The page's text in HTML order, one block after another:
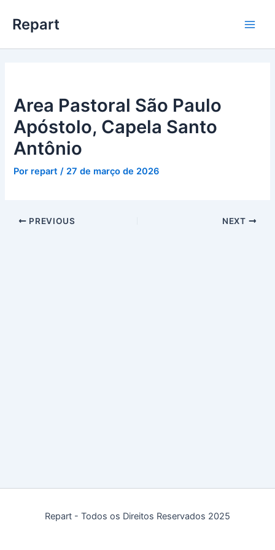
para
conteúdo
Repart
Area Pastoral São Paulo
Apóstolo, Capela Santo
Antônio
Por repart/ 27 de março de 2026
PREVIOUS NEXT
Repart - Todos os Direitos Reservados 2025